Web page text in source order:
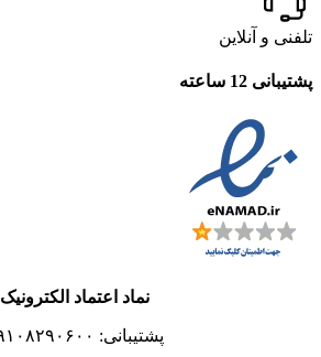
تلفنی و آنلاین
پشتیبانی 12 ساعته
نماد اعتماد الکترونیک
پشتیبانی: ۰۹۱۰۸۲۹۰۶۰۰